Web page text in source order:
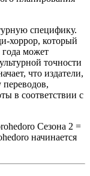
специфику.
хоррор, который
года может
точности
что издатели,
переводов,
в соответствии с
Сезона 2 =
начинается